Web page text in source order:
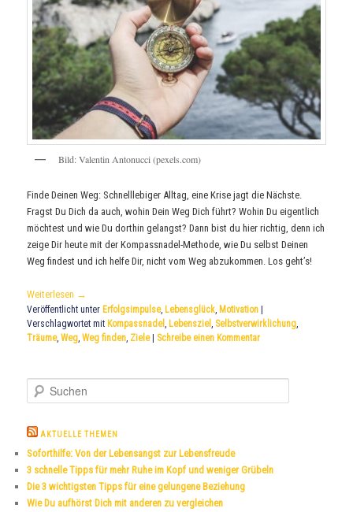
Bild: Valentin Antonucci (pexels.com)
Finde Deinen Weg: Schnelllebiger Alltag, eine Krise jagt die Nächste.
Fragst Du Dich da auch, wohin Dein Weg Dich führt? Wohin Du eigentlich
möchtest und wie Du dorthin gelangst? Dann bist du hier richtig, denn ich
zeige Dir heute mit der Kompassnadel-Methode, wie Du selbst Deinen
Weg findest und ich helfe Dir, nicht vom Weg abzukommen. Los geht’s!
Weiterlesen →
Veröffentlicht unter Erfolgsimpulse, Lebensglück, Motivation
Verschlagwortet mit Kompassnadel, Lebensziel, Selbstverwirklichung,
Träume,Weg,Weg finden, Ziele Schreibe einen Kommentar
u
h
n
AKTUELLE THEMEN
Soforthilfe: Von der Lebensangst zur Lebensfreude
3 schnelle Tipps für mehr Ruhe im Kopf und weniger Grübeln
Die 3 wichtigsten Tipps für eine gelungene Beziehung
Wie Du aufhörst Dich mit anderen zu vergleichen